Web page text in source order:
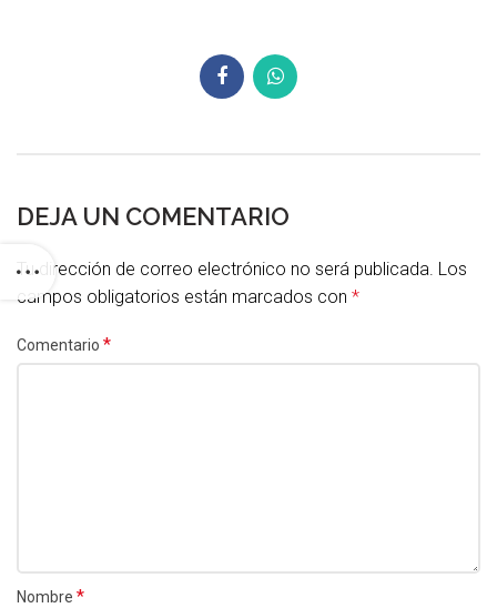
DEJA UN COMENTARIO
Tu dirección de correo electrónico no será publicada. Los
campos obligatorios están marcados con *
Comentario *
Nombre *